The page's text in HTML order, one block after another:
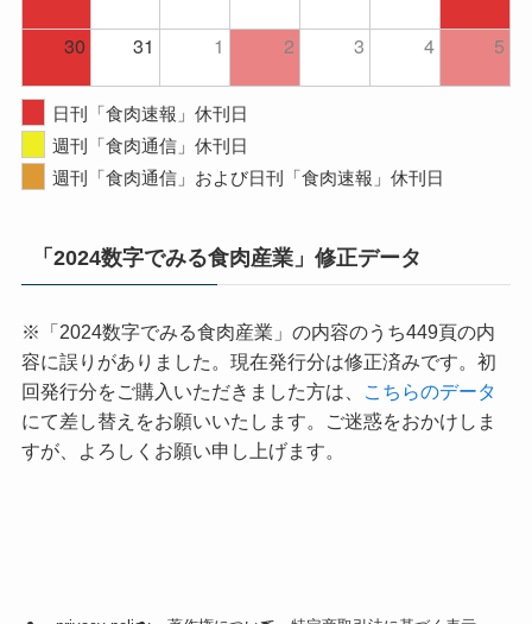
30
31 1 2 3 4 5
日刊「食肉速報」休刊日
週刊「食肉通信」休刊日
週刊「食肉通信」および日刊「食肉速報」休刊日
「2024数字でみる食肉産業」修正データ
※「2024数字でみる食肉産業」の内容のうち449頁の内
容に誤りがありました。現在発行分は修正済みです。初
回発行分をご購入いただきました方は、
こちらのデータ
にて差し替えをお願いいたします。ご迷惑をおかけしま
すが、よろしくお願い申し上げます。